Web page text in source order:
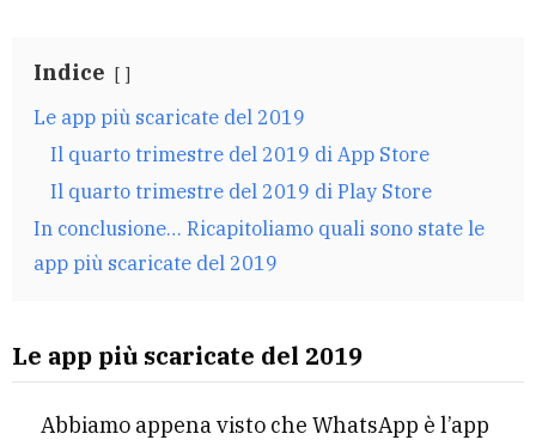
Indice
Le app più scaricate del 2019
Il quarto trimestre del 2019 di App Store
Il quarto trimestre del 2019 di Play Store
In conclusione… Ricapitoliamo quali sono state le
app più scaricate del 2019
Le app più scaricate del 2019
Abbiamo appena visto che WhatsApp è l’app